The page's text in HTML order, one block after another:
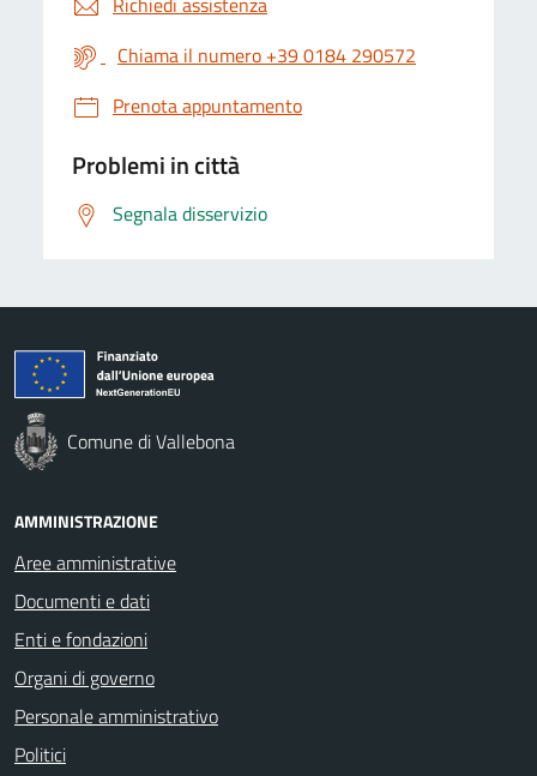
Chiama il numero +39 0184 290572
Prenota appuntamento
Problemi in città
Segnala disservizio
Comune di Vallebona
AMMINISTRAZIONE
Aree amministrative
Documenti e dati
Enti e fondazioni
Organi di governo
Personale amministrativo
Politici